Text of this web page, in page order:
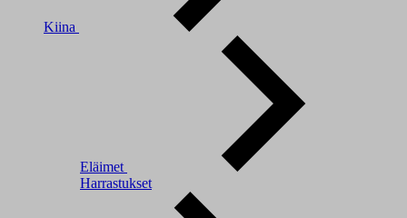
Kiina
Eläimet
Harrastukset